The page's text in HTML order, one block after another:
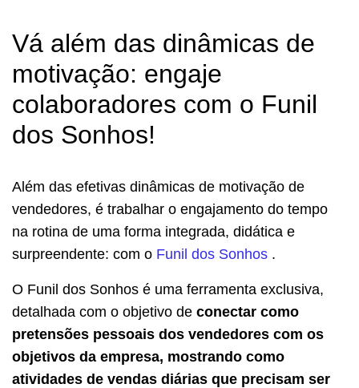
Vá além das dinâmicas de
motivação: engaje
colaboradores com o Funil
dos Sonhos!
Além das efetivas dinâmicas de motivação de
vendedores, é trabalhar o engajamento do tempo
na rotina de uma forma integrada, didática e
surpreendente: com o Funil dos Sonhos .
O Funil dos Sonhos é uma ferramenta exclusiva,
detalhada com o objetivo de conectar como
pretensões pessoais dos vendedores com os
objetivos da empresa, mostrando como
atividades de vendas diárias que precisam ser